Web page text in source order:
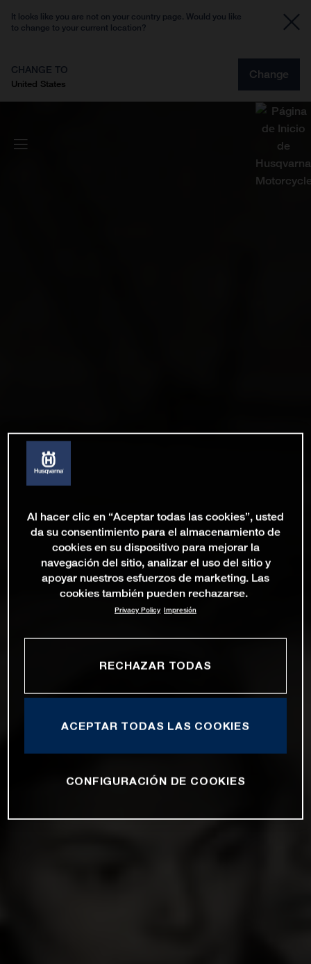
It looks like you are not on your country page. Would you like
to change to your current location?
CHANGE TO
United States
Change
Al hacer clic en “Aceptar todas las cookies”, usted
da su consentimiento para el almacenamiento de
cookies en su dispositivo para mejorar la
navegación del sitio, analizar el uso del sitio y
apoyar nuestros esfuerzos de marketing. Las
cookies también pueden rechazarse.
Privacy Policy Impresión
RECHAZAR TODAS
ACEPTAR TODAS LAS COOKIES
CONFIGURACIÓN DE COOKIES